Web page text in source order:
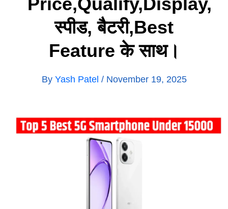
स्पीड, बैटरी,Best
Feature के साथ।
By Yash Patel / November 19, 2025